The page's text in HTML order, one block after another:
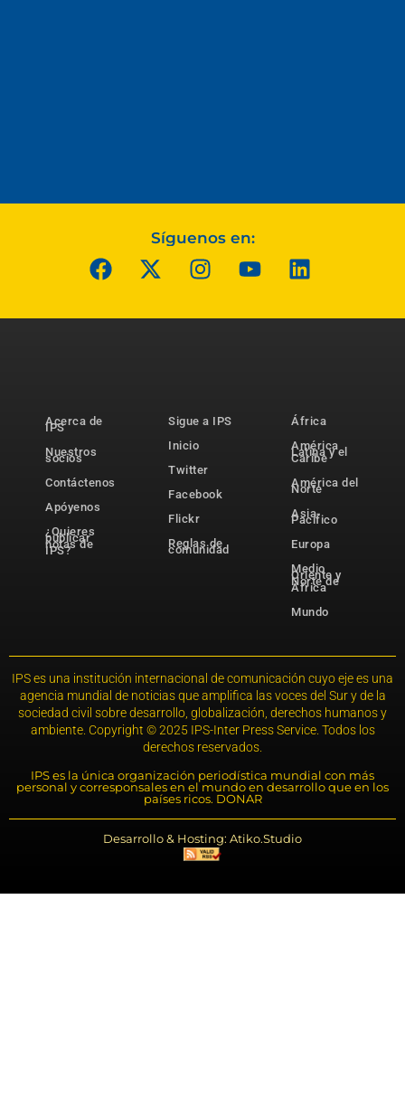
Síguenos en:
Acerca de
IPS
Nuestros
socios
Contáctenos
Apóyenos
¿Quieres
publicar
notas de
IPS?
Sigue a IPS
Inicio
Twitter
Facebook
Flickr
Reglas de
comunidad
África
América
Latina y el
Caribe
América del
Norte
Asia-
Pacífico
Europa
Medio
Oriente y
Norte de
África
Mundo
IPS es una institución internacional de comunicación cuyo eje es una
agencia mundial de noticias que amplifica las voces del Sur y de la
sociedad civil sobre desarrollo, globalización, derechos humanos y
ambiente. Copyright © 2025 IPS-Inter Press Service. Todos los
derechos reservados.
IPS es la única organización periodística mundial con más
personal y corresponsales en el mundo en desarrollo que en los
países ricos. DONAR
Desarrollo & Hosting: Atiko.Studio